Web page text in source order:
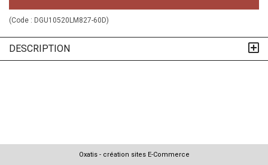
(Code : DGU10520LM827-60D)
DESCRIPTION
Oxatis - création sites E-Commerce